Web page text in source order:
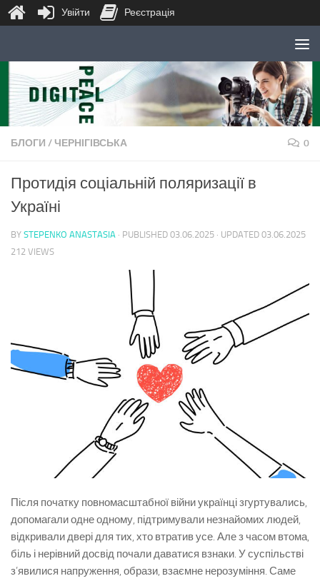
Skip to content
БЛОГИ / ЧЕРНІГІВСЬКА 0
Протидія соціальній поляризації в
Україні
BY STEPENKO ANASTASIA · PUBLISHED 03.06.2025 · UPDATED 03.06.2025
212 VIEWS
Після початку повномасштабної війни українці згуртувались,
допомагали одне одному, підтримували незнайомих людей,
відкривали двері для тих, хто втратив усе. Але з часом втома,
біль і нерівний досвід почали даватися взнаки. У суспільстві
з’явилися напруження, образи, взаємне нерозуміння. Саме
Увійти Реєстрація